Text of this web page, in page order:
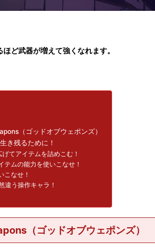
ど武器が増えて強くなれます。
（ゴッドオブウェポンズ）
き残るために！
げてアイテムを詰めこむ！
テムの能力を使いこなせ！
こなせ！
違う操作キャラ！
（ゴッドオブウェポンズ）